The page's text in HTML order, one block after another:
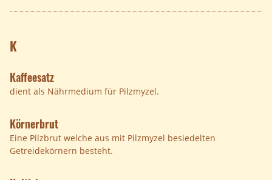
K
Kaffeesatz
dient als Nährmedium für Pilzmyzel.
Körnerbrut
Eine Pilzbrut welche aus mit Pilzmyzel besiedelten
Getreidekörnern besteht.